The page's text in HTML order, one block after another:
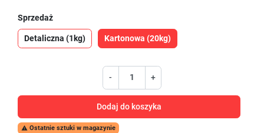
Sprzedaż
Detaliczna (1kg) Kartonowa (20kg)
- +
Dodaj do koszyka
 Ostatnie sztuki w magazynie